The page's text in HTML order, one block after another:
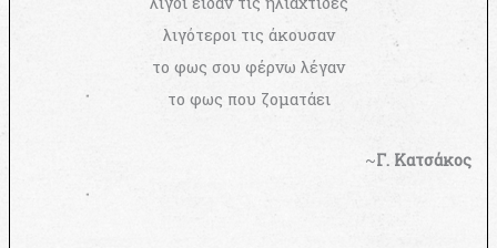
λιγότεροι τις άκουσαν
το φως σου φέρνω λέγαν
το φως που ζοματάει
~Γ. Κατσάκος